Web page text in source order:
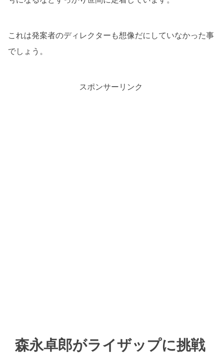
これは発案者のディレクターも想像だにしていなかった事
でしょう。
スポンサーリンク
森永卓郎がライザップに挑戦